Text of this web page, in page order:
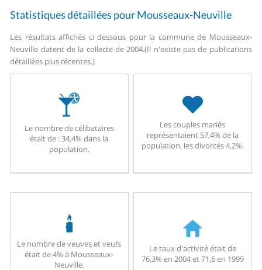
Statistiques détaillées pour Mousseaux-Neuville
Les résultats affichés ci dessous pour la commune de Mousseaux-
Neuville datent de la collecte de 2004.(Il n'existe pas de publications
détaillées plus récentes.)
Le nombre de célibataires
était de : 34,4% dans la
population.
Les couples mariés
représentaient 57,4% de la
population, les divorcés 4,2%.
Le nombre de veuves et veufs
était de 4% à Mousseaux-
Neuville.
Le taux d'activité était de
76,3% en 2004 et 71,6 en 1999